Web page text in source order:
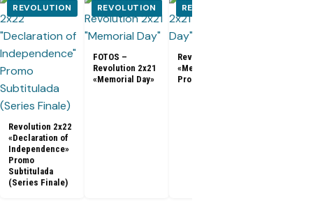
REVOLUTION
Revolution 2x22
«Declaration of
Independence»
Promo
Subtitulada
(Series Finale)
REVOLUTION
FOTOS –
Revolution 2x21
«Memorial Day»
REVOLUTION
Revolution 2x21
«Memorial Day»
Promo